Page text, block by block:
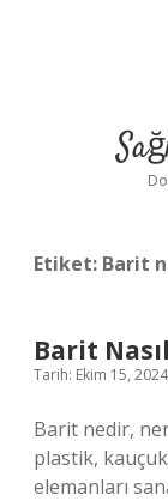
Etiket: Barit
Barit
Tarih: Ekim 15, 2024
Barit nedir,
plastik,
elemanları